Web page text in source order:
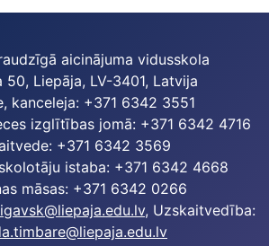
aicinājuma vidusskola
50, Liepāja, LV-3401, Latvija
kanceleja: +371 6342 3551
izglītības jomā: +371 6342 4716
+371 6342 3569
istaba: +371 6342 4668
māsas: +371 6342 0266
, Uzskaitvedība: